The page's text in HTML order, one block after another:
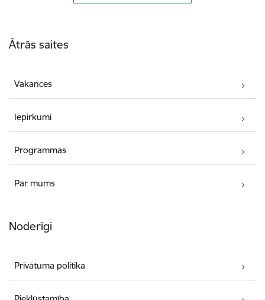
Ātrās saites
Vakances
Iepirkumi
Programmas
Par mums
Noderīgi
Privātuma politika